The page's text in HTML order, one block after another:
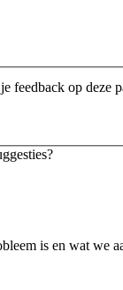
feedback op deze
is en wat we